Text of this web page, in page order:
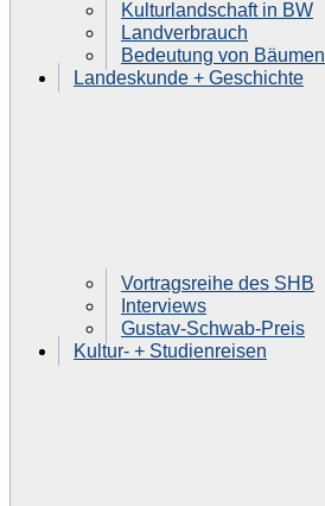
Kulturlandschaft in BW
Landverbrauch
Bedeutung von Bäumen
Landeskunde + Geschichte
Vortragsreihe des SHB
Interviews
Gustav-Schwab-Preis
Kultur- + Studienreisen